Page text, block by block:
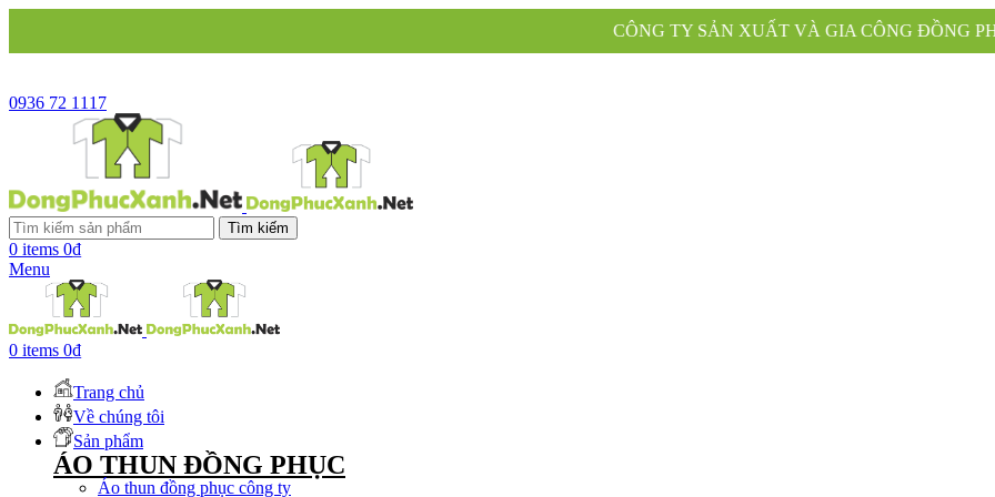
CÔNG TY SẢN XUẤT VÀ GIA CÔNG ĐỒNG PHỤC XANH KÍNH
0936 72 1117
Tìm kiếm
0 items 0₫
Menu
0 items 0₫
Trang chủ
Về chúng tôi
Sản phẩm
ÁO THUN ĐỒNG PHỤC
Áo thun đồng phục công ty